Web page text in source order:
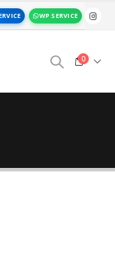
WP SERVICE
0